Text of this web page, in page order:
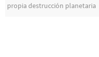
propia destrucción planetaria